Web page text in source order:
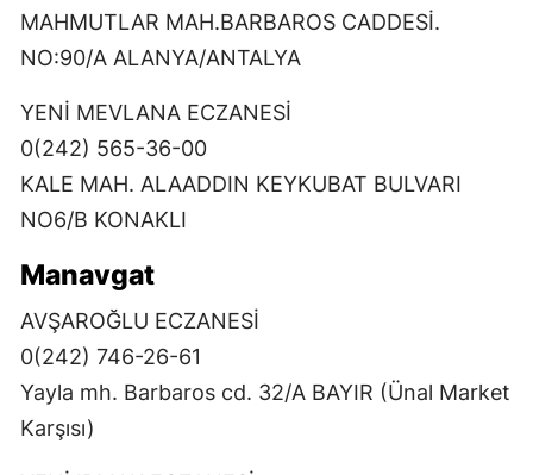
MAHMUTLAR MAH.BARBAROS CADDESİ.
NO:90/A ALANYA/ANTALYA
YENİ MEVLANA ECZANESİ
0(242) 565-36-00
KALE MAH. ALAADDIN KEYKUBAT BULVARI
NO6/B KONAKLI
Manavgat
AVŞAROĞLU ECZANESİ
0(242) 746-26-61
Yayla mh. Barbaros cd. 32/A BAYIR (Ünal Market
Karşısı)